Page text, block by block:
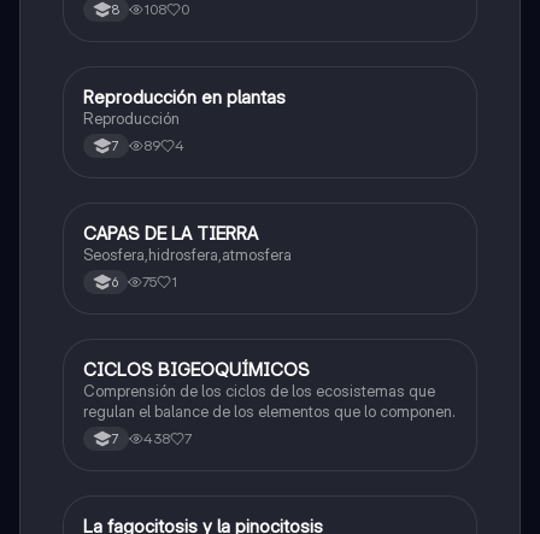
8 108 0
Biologia
Reproducción en plantas
Reproducción
7 89 4
Biologia
CAPAS DE LA TIERRA
Seosfera,hidrosfera,atmosfera
6 75 1
Biologia
CICLOS BIGEOQUÍMICOS
Comprensión de los ciclos de los ecosistemas que
regulan el balance de los elementos que lo componen.
7 438 7
Biologia
La fagocitosis y la pinocitosis